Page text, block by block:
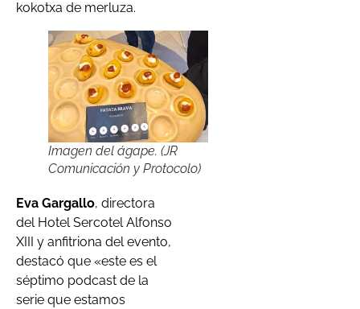
kokotxa de merluza.
Imagen del ágape. (JR
Comunicación y Protocolo)
Eva Gargallo, directora
del Hotel Sercotel Alfonso
XIII y anfitriona del evento,
destacó que «este es el
séptimo podcast de la
serie que estamos